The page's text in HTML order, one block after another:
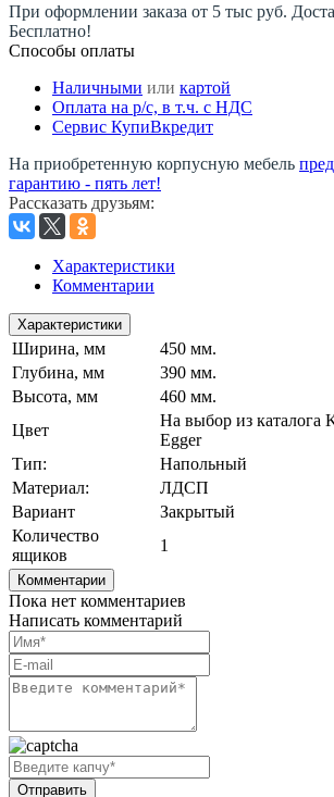
При оформлении заказа от 5 тыс руб.
Бесплатно!
Способы оплаты
Наличными или картой
Оплата на р/c, в т.ч. с НДС
Сервис КупиВкредит
На приобретенную корпусную мебель
гарантию - пять лет!
Рассказать друзьям:
Характеристики
Комментарии
Характеристики
Ширина, мм
450 мм.
Глубина, мм
390 мм.
Высота, мм
460 мм.
Цвет
На выбор из каталога
Egger
Тип:
Напольный
Материал:
ЛДСП
Вариант
Закрытый
Количество
ящиков
1
Комментарии
Пока нет комментариев
Написать комментарий